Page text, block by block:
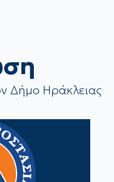
Δήμο Ηράκλειας